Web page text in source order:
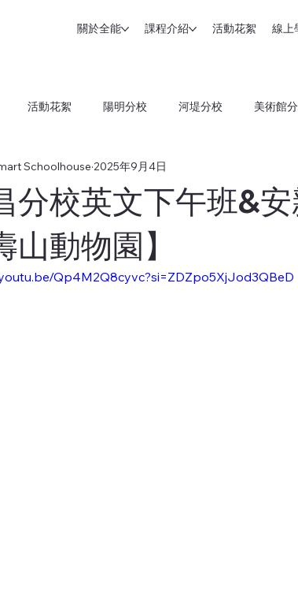
關於全能 課程介紹 活動花絮 線上
活動花絮 陽明分校 河堤分校 美術館
分校 屏東分校 台南和緯分校
分校英文下午班&
山動物園】
Schoolhouse 2025年9月4日
Qp4M2Q8cyvc?si=ZDZpo5XjJod3QBeD